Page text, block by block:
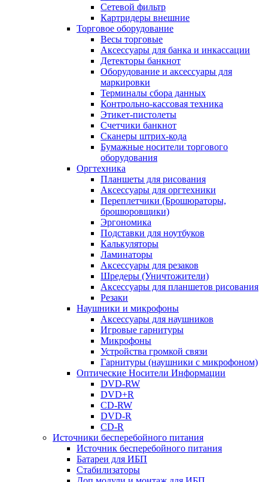
Сетевой фильтр
Картридеры внешние
Торговое оборудование
Весы торговые
Аксессуары для банка и инкассации
Детекторы банкнот
Оборудование и аксессуары для
маркировки
Терминалы сбора данных
Контрольно-кассовая техника
Этикет-пистолеты
Счетчики банкнот
Сканеры штрих-кода
Бумажные носители торгового
оборудования
Оргтехника
Планшеты для рисования
Аксессуары для оргтехники
Переплетчики (Брошюраторы,
брошюровщики)
Эргономика
Подставки для ноутбуков
Калькуляторы
Ламинаторы
Аксессуары для резаков
Шредеры (Уничтожители)
Аксессуары для планшетов рисования
Резаки
Наушники и микрофоны
Аксессуары для наушников
Игровые гарнитуры
Микрофоны
Устройства громкой связи
Гарнитуры (наушники с микрофоном)
Оптические Носители Информации
DVD-RW
DVD+R
CD-RW
DVD-R
CD-R
Источники бесперебойного питания
Источник бесперебойного питания
Батареи для ИБП
Стабилизаторы